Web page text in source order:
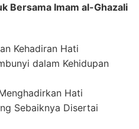
Bersama Imam al-Ghazali
Kehadiran Hati
dalam Kehidupan
Hati
Sebaiknya Disertai